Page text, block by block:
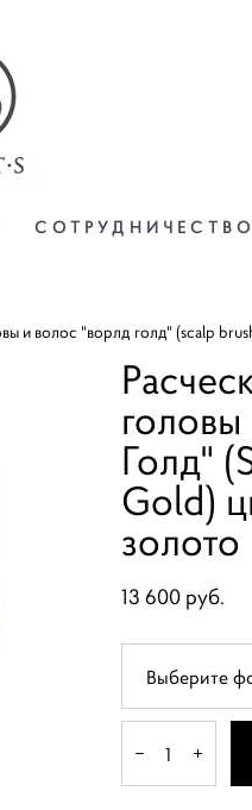
СОТРУДНИЧЕСТВО
СОТРУДНИЧЕСТВО
и волос "ворлд голд" (scalp
Голд"
Gold)
золото
13 600 pуб.
Выберите